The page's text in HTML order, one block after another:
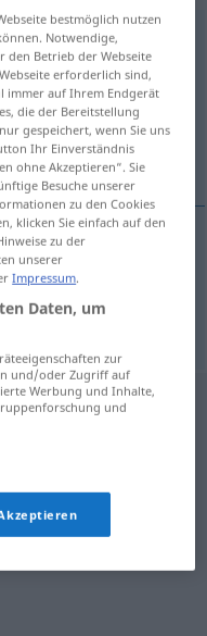
antippen)
bestmöglich nutzen
Notwendige,
den Betrieb der Webseite
erforderlich sind,
immer auf Ihrem Endgerät
die der Bereitstellung
gespeichert, wenn Sie uns
Ihr Einverständnis
ohne Akzeptieren“. Sie
Besuche unserer
zu den Cookies
klicken Sie einfach auf den
zu der
unserer
Impressum.
Daten, um
zur
und/oder Zugriff auf
Werbung und Inhalte,
und